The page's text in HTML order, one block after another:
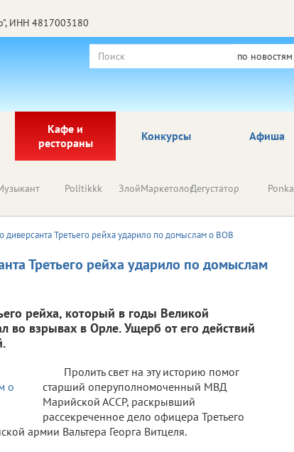
ИНН 4817003180
по новостям
Кафе и
рестораны
Афиша
Конкурсы
Politikkk ЗлойМаркетологДегустатор Ponka
диверсанта Третьего рейха ударило по домыслам о ВОВ
Третьего рейха ударило по домыслам
рейха, который в годы Великой
во взрывах в Орле. Ущерб от его действий
Пролить свет на эту историю помог
старший оперуполномоченный МВД
Марийской АССР, раскрывший
рассекреченное дело офицера Третьего
армии Вальтера Георга Витцеля.